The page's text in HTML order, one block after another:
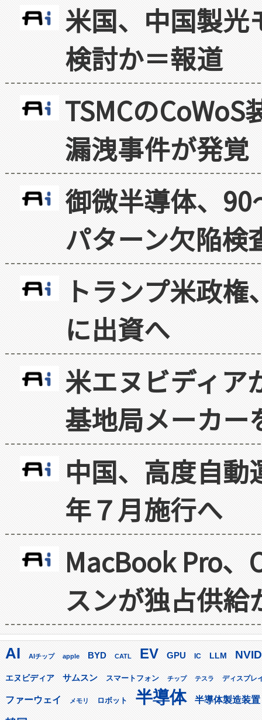
米国、中国製光
検討か＝報道
TSMCの
漏洩事件が発覚
御微半導体、
パターン欠陥検
トランプ米政
に出資へ
米エヌビディア
基地局メーカー
中国、高度自
年７月施行へ
MacBook Pro
スンが独占供給
AI AIチップ apple BYD CATL EV GPU IC LLM
エヌビディア サムスン スマートフォン チップ テスラ ディスプレ
ファーウェイ メモリ ロボット 半導体 半導体製造装置